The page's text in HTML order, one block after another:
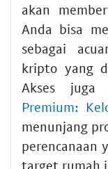
akan
Anda bisa
sebagai
kripto yang
Akses juga
Premium:
menunjang
perencanaan
target rumah